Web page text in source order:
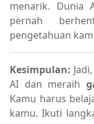
menarik. Dunia
pernah
pengetahuan
Kesimpulan:
AI dan meraih
Kamu harus
kamu. Ikuti